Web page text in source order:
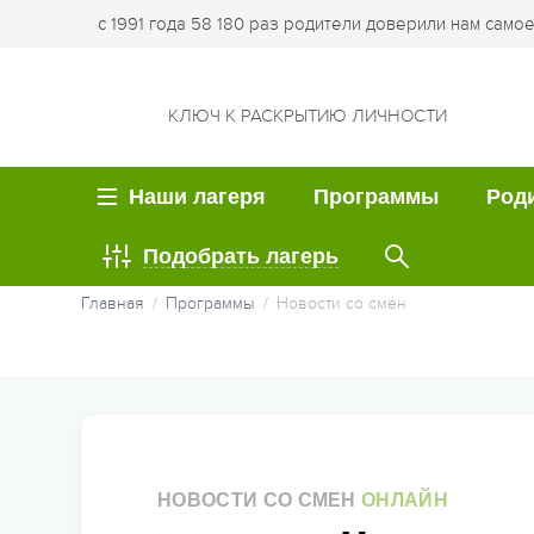
с 1991 года 58 180 раз родители доверили нам
КЛЮЧ К РАСКРЫТИЮ ЛИЧНОСТИ
Наши лагеря Программы
Летние каникулы
Семейные программы
Подобрать лагерь
Главная Программы Новости со смен
НОВОСТИ СО СМЕНОНЛАЙН